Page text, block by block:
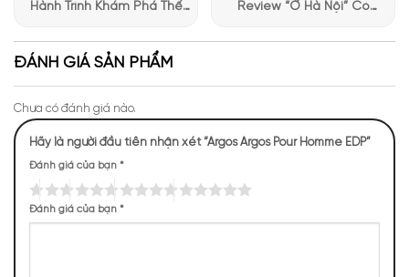
Mùi hương củaArgos Pour Homme EDP tươi mát, lịch
lãm
Hành Trình Khám Phá Thế
Review “Ở Hà Nội” Có
ĐÁNH GIÁ SẢN PHẨM
Chưa có đánh giá nào.
Hãy là người đầu tiên nhận xét “Argos Argos Pour Homme EDP”
Đánh giá của bạn *
Đánh giá của bạn *